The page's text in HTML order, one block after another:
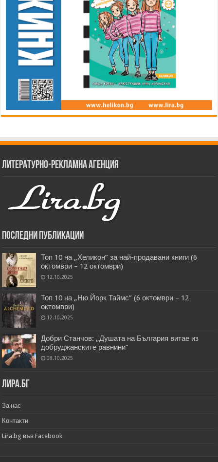
Литературно-рекламна агенция
Последни публикации
Топ 10 на „Хеликон” за най-продавани книги (6
октомври – 12 октомври)
12.10.2025
Топ 10 на „Ню Йорк Таймс” (6 октомври – 12
октомври)
12.10.2025
Добри Станчов: „Душата на България витае из
добруджанските равнини“
08.10.2025
Лира.бг
За нас
Контакти
Lira.bg във Facebook